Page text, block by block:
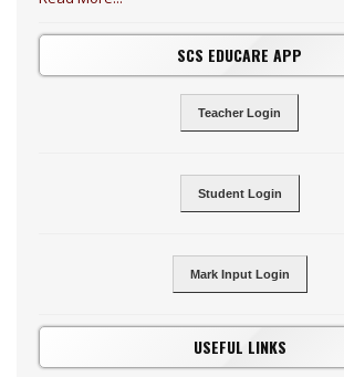
SCS EDUCARE APP
Teacher Login
Student Login
Mark Input Login
USEFUL LINKS